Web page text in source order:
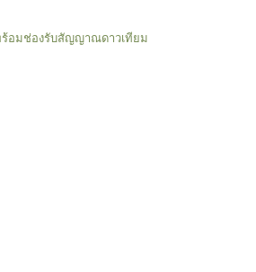
ร้อมช่องรับสัญญาณดาวเทียม